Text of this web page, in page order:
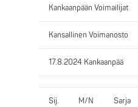
Kankaanpään Voimailijat
Kansallinen Voimanosto
17.8.2024 Kankaanpää
Sij. M/N Sarja